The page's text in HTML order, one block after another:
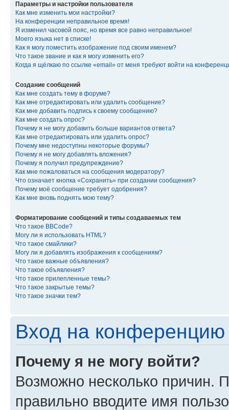
Параметры и настройки пользователя
Как мне изменить мои настройки?
На конференции неправильное время!
Я изменил часовой пояс, но время все равно неправильное!
Моего языка нет в списке!
Как я могу поместить изображение под своим именем?
Что такое звание и как я могу изменить его?
Когда я щёлкаю по ссылке «email» от меня требуют войти на
Создание сообщений
Как мне создать тему в форуме?
Как мне отредактировать или удалить сообщение?
Как мне добавить подпись к своему сообщению?
Как мне создать опрос?
Почему я не могу добавить больше вариантов ответа?
Как мне отредактировать или удалить опрос?
Почему мне недоступны некоторые форумы?
Почему я не могу добавлять вложения?
Почему я получил предупреждение?
Как мне пожаловаться на сообщения модератору?
Что означает кнопка «Сохранить» при создании сообщения?
Почему моё сообщение требует одобрения?
Как мне вновь поднять мою тему?
Форматирование сообщений и типы создаваемых тем
Что такое BBCode?
Могу ли я использовать HTML?
Что такое смайлики?
Могу ли я добавлять изображения к сообщениям?
Что такое важные объявления?
Что такое объявления?
Что такое прилепленные темы?
Что такое закрытые темы?
Что такое значки тем?
Вход на конференцию
Почему я не могу войти?
Возможно несколько причин.
правильно вводите имя